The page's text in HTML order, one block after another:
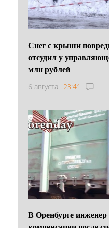
Снег с крыши
отсудил у
млн рублей
6 августа 23:41
В Оренбурге